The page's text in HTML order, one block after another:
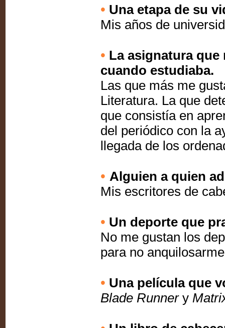
• Una etapa de su
Mis años de
• La asignatura que
cuando estudiaba.
Las que más me
Literatura. La que
que consistía en
del periódico con la
llegada de los
• Alguien a quien
Mis escritores de
• Un deporte que
No me gustan los
para no
• Una película que
Blade Runnery